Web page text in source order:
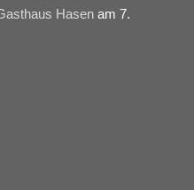
Hasenam 7.